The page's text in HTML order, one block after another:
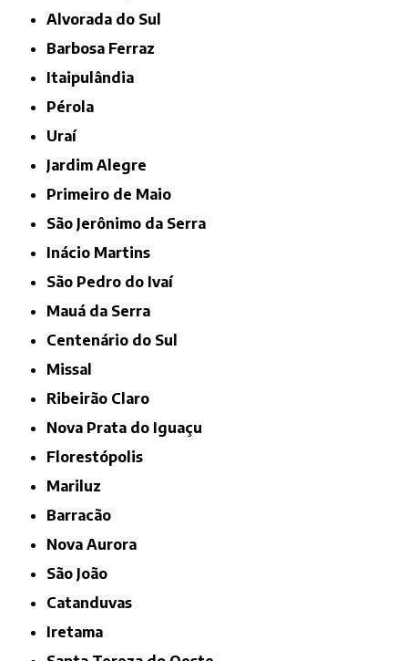
Alvorada do Sul
Barbosa Ferraz
Itaipulândia
Pérola
Uraí
Jardim Alegre
Primeiro de Maio
São Jerônimo da Serra
Inácio Martins
São Pedro do Ivaí
Mauá da Serra
Centenário do Sul
Missal
Ribeirão Claro
Nova Prata do Iguaçu
Florestópolis
Mariluz
Barracão
Nova Aurora
São João
Catanduvas
Iretama